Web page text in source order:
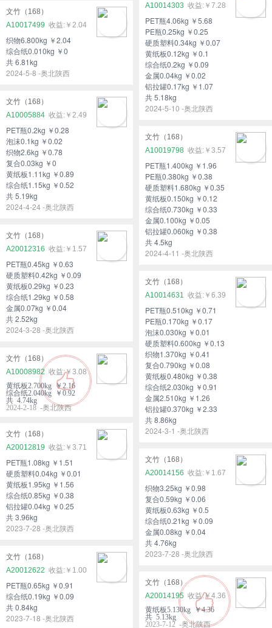
A10014303
￥7.28
PET瓶4.06kg ￥5.68
PE瓶0.25kg ￥0.25
硬质塑料0.34kg ￥0.07
黄纸板0.12kg ￥0.1
综合纸0.2kg ￥0.09
金属0.04kg ￥0.02
铝拉罐0.17kg ￥1.07
共 5.18kg
2024-5-10 -奥北陕西
文竹（168）
A10017499
￥2.04
织物6.800kg ￥2.04
综合纸0.010kg ￥0
共 6.81kg
2024-5-8 -奥北陕西
文竹（168）
A10005884
￥2.49
PET瓶0.2kg ￥0.28
泡沫0.1kg ￥0.02
织物2.6kg ￥0.78
复合0.03kg ￥0
黄纸板1.11kg ￥0.89
综合纸1.15kg ￥0.52
共 5.19kg
2024-4-24 -奥北陕西
文竹（168）
A10019798
￥3.57
PET瓶1.400kg ￥1.96
PE瓶0.380kg ￥0.38
硬质塑料1.680kg ￥0.35
黄纸板0.150kg ￥0.12
综合纸0.730kg ￥0.33
金属0.100kg ￥0.05
铝拉罐0.060kg ￥0.38
共 4.5kg
2024-4-11 -奥北陕西
文竹（168）
A20012316
￥1.57
PET瓶0.45kg ￥0.63
硬质塑料0.42kg ￥0.09
黄纸板0.29kg ￥0.23
综合纸1.29kg ￥0.58
金属0.07kg ￥0.04
共 2.52kg
2024-3-28 -奥北陕西
文竹（168）
A10014631
￥6.39
PET瓶0.510kg ￥0.71
PE瓶0.170kg ￥0.17
泡沫0.030kg ￥0.01
硬质塑料0.600kg ￥0.13
织物1.370kg ￥0.41
复合0.790kg ￥0.08
黄纸板0.480kg ￥0.38
综合纸2.030kg ￥0.91
金属2.510kg ￥1.26
铝拉罐0.370kg ￥2.33
共 8.86kg
2024-3-1 -奥北陕西
文竹（168）
A10008982
￥3.08
黄纸板2.700kg ￥2.16
综合纸2.040kg ￥0.92
共 4.74kg
2024-2-18 -奥北陕西
文竹（168）
A20012819
￥3.71
PET瓶1.08kg ￥1.51
硬质塑料0.04kg ￥0.01
黄纸板1.95kg ￥1.56
综合纸0.85kg ￥0.38
铝拉罐0.04kg ￥0.25
共 3.96kg
2023-7-28 -奥北陕西
文竹（168）
A20014156
￥1.67
织物3.25kg ￥0.98
复合0.59kg ￥0.06
黄纸板0.63kg ￥0.5
综合纸0.21kg ￥0.09
金属0.08kg ￥0.04
共 4.76kg
2023-7-28 -奥北陕西
文竹（168）
A20012622
￥1.00
PET瓶0.65kg ￥0.91
综合纸0.19kg ￥0.09
共 0.84kg
2023-7-18 -奥北陕西
文竹（168）
A20014195
￥4.36
黄纸板5.130kg ￥4.36
共 5.13kg
2023-7-12 -奥北陕西